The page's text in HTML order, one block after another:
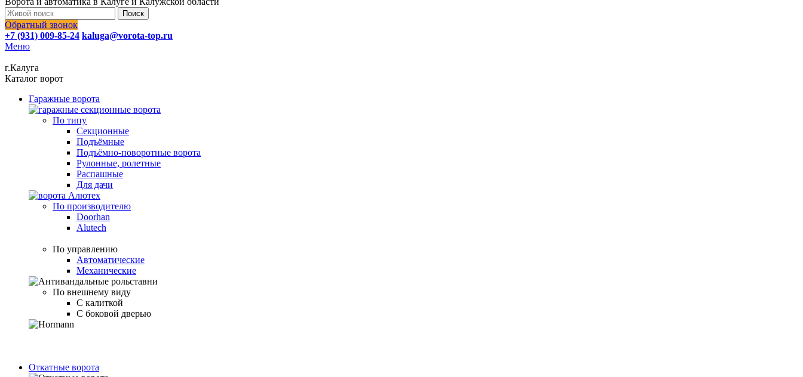
Поиск
Обратный звонок
+7 (931) 009-85-24 kaluga@vorota-top.ru
Меню
г.Калуга
Каталог ворот
Гаражные ворота
По типу
Секционные
Подъёмные
Подъёмно-поворотные ворота
Рулонные, ролетные
Распашные
Для дачи
По производителю
Doorhan
Alutech
По управлению
Автоматические
Механические
По внешнему виду
С калиткой
С боковой дверью
Откатные ворота